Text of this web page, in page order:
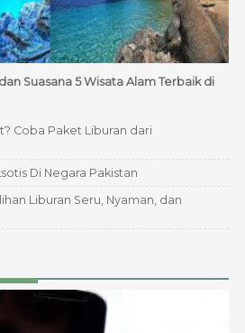
Suasana 5 Wisata Alam Terbaik di
Coba Paket Liburan dari
Di Negara Pakistan
Liburan Seru, Nyaman, dan